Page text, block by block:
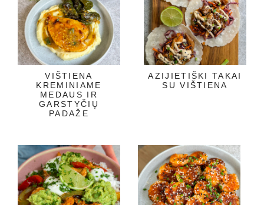
VIŠTIENA
KREMINIAME
MEDAUS IR
GARSTYČIŲ
PADAŽE
AZIJIETIŠKI TAKAI
SU VIŠTIENA